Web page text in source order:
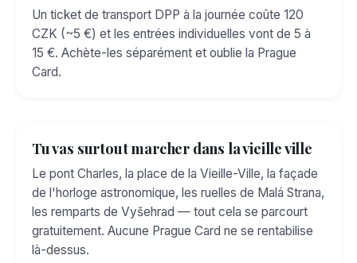
Un ticket de transport DPP à la journée coûte 120
CZK (~5 €) et les entrées individuelles vont de 5 à
15 €. Achète-les séparément et oublie la Prague
Card.
Tu vas surtout marcher dans la vieille ville
Le pont Charles, la place de la Vieille-Ville, la façade
de l'horloge astronomique, les ruelles de Malá Strana,
les remparts de Vyšehrad — tout cela se parcourt
gratuitement. Aucune Prague Card ne se rentabilise
là-dessus.